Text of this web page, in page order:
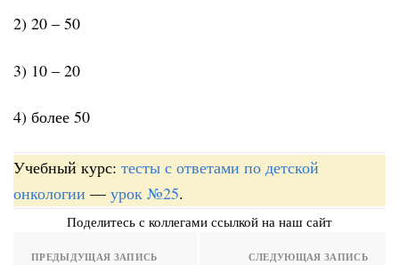
2) 20 ‒ 50
3) 10 ‒ 20
4) более 50
Учебный курс: тесты с ответами по детской
онкологии — урок №25.
Поделитесь с коллегами ссылкой на наш сайт
ПРЕДЫДУЩАЯ ЗАПИСЬ СЛЕДУЮЩАЯ ЗАПИСЬ